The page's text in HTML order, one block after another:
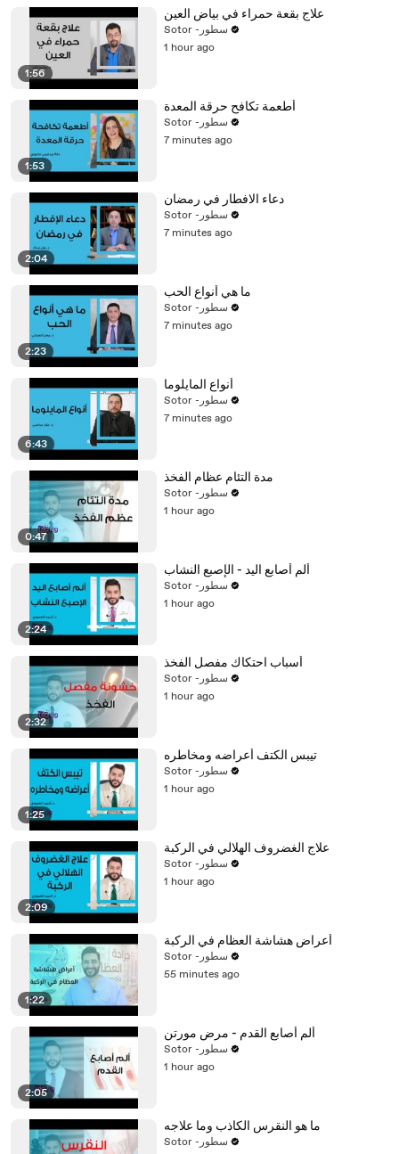
1:56
علاج بقعة حمراء في بياض العين
Sotor -سطور
1 hour ago
1:53
أطعمة تكافح حرقة المعدة
Sotor -سطور
7 minutes ago
2:04
دعاء الافطار في رمضان
Sotor -سطور
7 minutes ago
2:23
ما هي أنواع الحب
Sotor -سطور
7 minutes ago
6:43
أنواع المايلوما
Sotor -سطور
7 minutes ago
0:47
مدة التئام عظام الفخذ
Sotor -سطور
1 hour ago
2:24
ألم أصابع اليد - الإصبع النشاب
Sotor -سطور
1 hour ago
2:32
أسباب احتكاك مفصل الفخذ
Sotor -سطور
1 hour ago
1:25
تيبس الكتف أعراضه ومخاطره
Sotor -سطور
1 hour ago
2:09
علاج الغضروف الهلالي في الركبة
Sotor -سطور
1 hour ago
1:22
أعراض هشاشة العظام في الركبة
Sotor -سطور
55 minutes ago
2:05
ألم أصابع القدم - مرض مورتن
Sotor -سطور
1 hour ago
ما هو النقرس الكاذب وما علاجه
Sotor -سطور